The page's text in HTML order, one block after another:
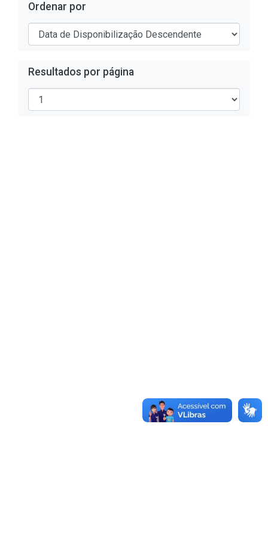
Ordenar por
Resultados por página